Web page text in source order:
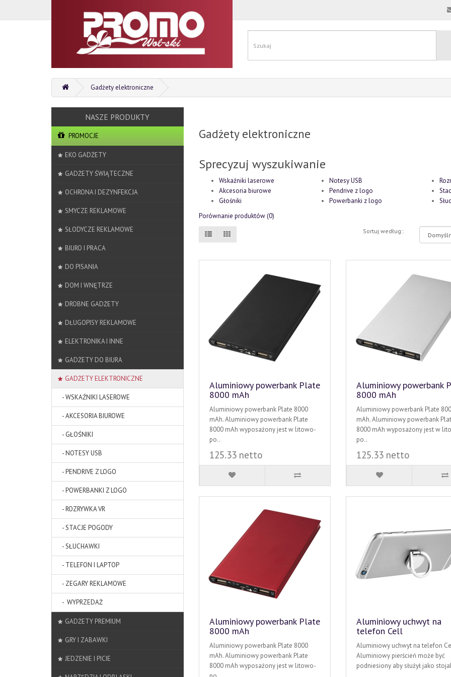
Gadżety elektroniczne
PROMOCJE
EKO GADŻETY
GADŻETY ŚWIĄTECZNE
OCHRONA I DEZYNFEKCJA
SMYCZE REKLAMOWE
SŁODYCZE REKLAMOWE
BIURO I PRACA
DO PISANIA
DOM I WNĘTRZE
DROBNE GADŻETY
DŁUGOPISY REKLAMOWE
ELEKTRONIKA I INNE
GADŻETY DO BIURA
GADŻETY ELEKTRONICZNE
- WSKAŹNIKI LASEROWE
- AKCESORIA BIUROWE
- GŁOŚNIKI
- NOTESY USB
- PENDRIVE Z LOGO
- POWERBANKI Z LOGO
- ROZRYWKA VR
- STACJE POGODY
- SŁUCHAWKI
- TELEFON I LAPTOP
- ZEGARY REKLAMOWE
- WYPRZEDAŻ
GADŻETY PREMIUM
GRY I ZABAWKI
JEDZENIE I PICIE
Gadżety elektroniczne
Sprecyzuj wyszukiwanie
Wskaźniki laserowe
Akcesoria biurowe
Głośniki
Notesy USB
Pendrive z logo
Powerbanki z logo
Porównanie produktów (0)
Sortuj według::
Aluminiowy powerbank Plate
8000 mAh
Aluminiowy powerbank Plate 8000
mAh. Aluminiowy powerbank Plate
8000 mAh wyposażony jest w litowo-
po..
125.33 netto
Aluminiowy powerbank
8000 mAh
Aluminiowy powerbank Plate
mAh. Aluminiowy powerbank
8000 mAh wyposażony jest w
po..
125.33 netto
Aluminiowy powerbank Plate
8000 mAh
Aluminiowy powerbank Plate 8000
mAh. Aluminiowy powerbank Plate
8000 mAh wyposażony jest w litowo-
Aluminiowy uchwyt na
telefon Cell
Aluminiowy uchwyt na telefon
Aluminiowy pierścień może być
podniesiony aby służył jako